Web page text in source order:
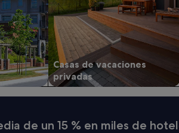
Casas de vacaciones
privadas
de un 15 % en miles de